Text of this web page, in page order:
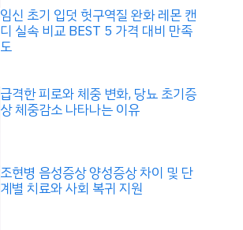
임신 초기 입덧 헛구역질 완화 레몬 캔
디 실속 비교 BEST 5 가격 대비 만족
도
급격한 피로와 체중 변화, 당뇨 초기증
상 체중감소 나타나는 이유
조현병 음성증상 양성증상 차이 및 단
계별 치료와 사회 복귀 지원